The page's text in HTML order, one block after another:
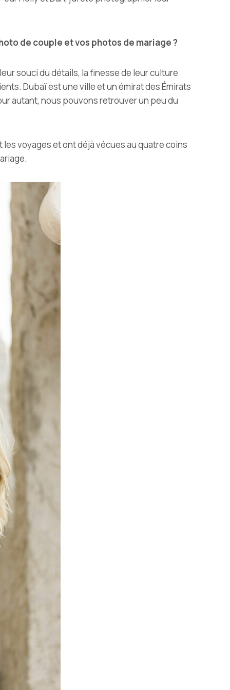
de couple et vos photos de mariage ?
souci du détails, la finesse de leur culture
Dubaï est une ville et un émirat des Émirats
autant, nous pouvons retrouver un peu du
les voyages et ont déjà vécues au quatre coins